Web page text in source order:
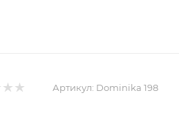
Артикул: Dominika 198